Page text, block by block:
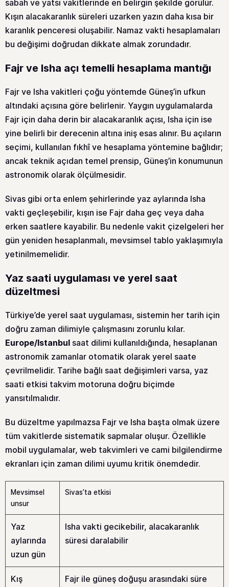
sabah ve yatsı vakitlerinde en belirgin şekilde görülür.
Kışın alacakaranlık süreleri uzarken yazın daha kısa bir
karanlık penceresi oluşabilir. Namaz vakti hesaplamaları
bu değişimi doğrudan dikkate almak zorundadır.
Fajr ve Isha açı temelli hesaplama mantığı
Fajr ve Isha vakitleri çoğu yöntemde Güneş’in ufkun
altındaki açısına göre belirlenir. Yaygın uygulamalarda
Fajr için daha derin bir alacakaranlık açısı, Isha için ise
yine belirli bir derecenin altına iniş esas alınır. Bu açıların
seçimi, kullanılan fıkhî ve hesaplama yöntemine bağlıdır;
ancak teknik açıdan temel prensip, Güneş’in konumunun
astronomik olarak ölçülmesidir.
Sivas gibi orta enlem şehirlerinde yaz aylarında Isha
vakti geçleşebilir, kışın ise Fajr daha geç veya daha
erken saatlere kayabilir. Bu nedenle vakit çizelgeleri her
gün yeniden hesaplanmalı, mevsimsel tablo yaklaşımıyla
yetinilmemelidir.
Yaz saati uygulaması ve yerel saat
düzeltmesi
Türkiye’de yerel saat uygulaması, sistemin her tarih için
doğru zaman dilimiyle çalışmasını zorunlu kılar.
Europe/Istanbul saat dilimi kullanıldığında, hesaplanan
astronomik zamanlar otomatik olarak yerel saate
çevrilmelidir. Tarihe bağlı saat değişimleri varsa, yaz
saati etkisi takvim motoruna doğru biçimde
yansıtılmalıdır.
Bu düzeltme yapılmazsa Fajr ve Isha başta olmak üzere
tüm vakitlerde sistematik sapmalar oluşur. Özellikle
mobil uygulamalar, web takvimleri ve cami bilgilendirme
ekranları için zaman dilimi uyumu kritik önemdedir.
Mevsimsel
unsur
Sivas’ta etkisi
Yaz
aylarında
uzun gün
Isha vakti gecikebilir, alacakaranlık
süresi daralabilir
Kış
Fajr ile güneş doğuşu arasındaki süre